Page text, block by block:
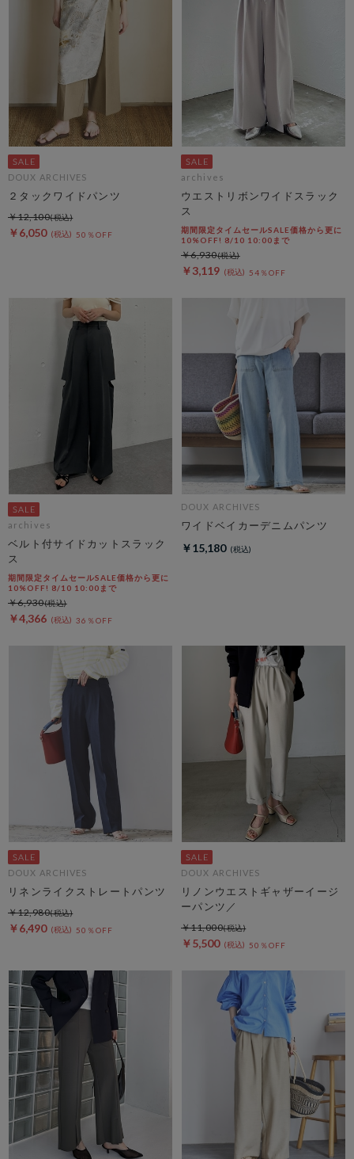
DOUX ARCHIVES
２タックワイドパンツ
￥6,050 50％OFF
￥12,100
archives
ウエストリボンワイドスラック
ス
期間限定タイムセールSALE価格から更に
10%OFF! 8/10 10:00まで
￥3,119 54％OFF
￥6,930
archives
ベルト付サイドカットスラック
ス
期間限定タイムセールSALE価格から更に
10%OFF! 8/10 10:00まで
￥4,366 36％OFF
￥6,930
DOUX ARCHIVES
ワイドベイカーデニムパンツ
￥15,180
DOUX ARCHIVES
リネンライクストレートパンツ
￥6,490 50％OFF
￥12,980
DOUX ARCHIVES
リノンウエストギャザーイージ
ーパンツ／
￥5,500 50％OFF
￥11,000